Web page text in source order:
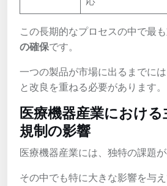
この長期的なプロセスの中で最も
の確保です。
一つの製品が市場に出るまでに
と改良を重ねる必要があります。
医療機器産業における
規制の影響
医療機器産業には、独特の課題が
その中でも特に大きな影響を与